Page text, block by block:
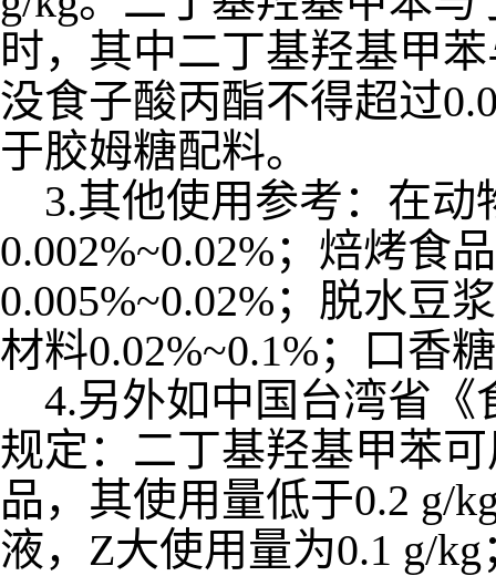
时，其中二丁基羟基甲
没食子酸丙酯不得超过
于胶姆糖配料。
3.其他使用参考：在动
0.002%~0.02%；焙烤食
0.005%~0.02%；脱水豆
材料0.02%~0.1%；口香
4.另外如中国台湾省《
规定：二丁基羟基甲苯
品，其使用量低于0.2 g/
液，Z大使用量为0.1 g/